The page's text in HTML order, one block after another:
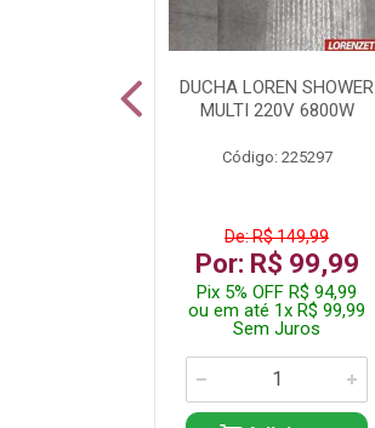
DUCHA LOREN SHOWER
MULTI 220V 6800W
Código: 225297
De: R$ 149,99
Por: R$ 99,99
Pix 5% OFF R$ 94,99
ou em até 1x R$ 99,99
Sem Juros